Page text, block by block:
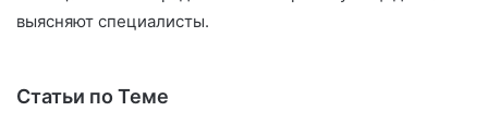
выясняют специалисты.
Статьи по Теме